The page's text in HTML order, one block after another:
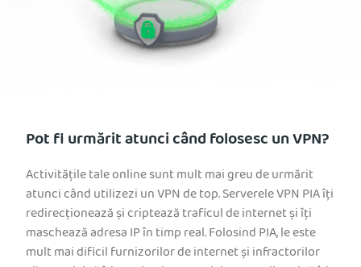
Pot fi urmărit atunci când folosesc un VPN?
Activitățile tale online sunt mult mai greu de urmărit
atunci când utilizezi un VPN de top. Serverele VPN PIA îți
redirecționează și criptează traficul de internet și îți
maschează adresa IP în timp real. Folosind PIA, le este
mult mai dificil furnizorilor de internet și infractorilor